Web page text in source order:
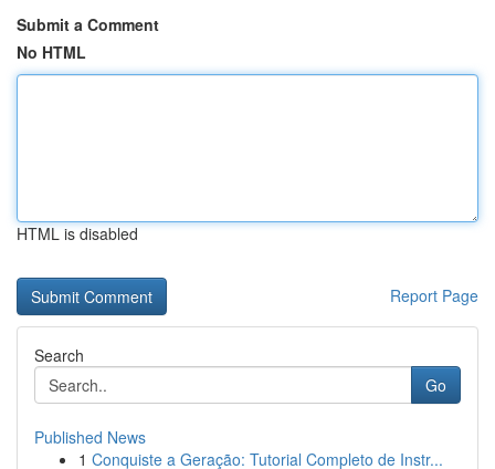
Submit a Comment
No HTML
HTML is disabled
Report Page
Search
Go
Published News
1 Conquiste a Geração: Tutorial Completo de Instr...